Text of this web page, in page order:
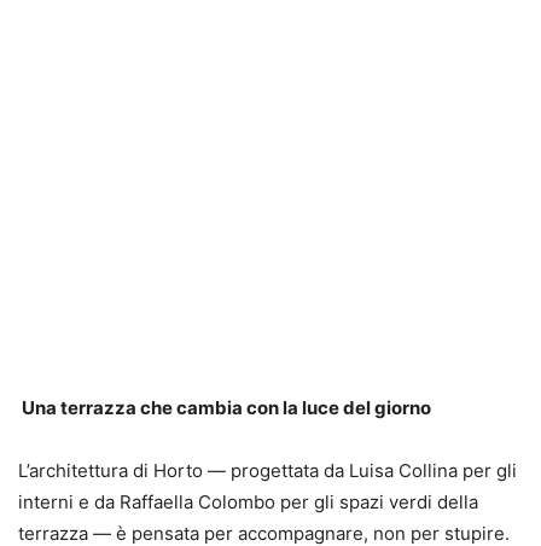
Una terrazza che cambia con la luce del giorno
L’architettura di Horto — progettata da Luisa Collina per gli
interni e da Raffaella Colombo per gli spazi verdi della
terrazza — è pensata per accompagnare, non per stupire.